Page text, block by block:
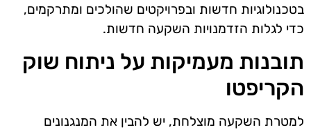
בטכנולוגיות חדשות ובפרויקטים שהולכים ומתרקמים,
כדי לגלות הזדמנויות השקעה חדשות.
תובנות מעמיקות על ניתוח שוק
הקריפטו
למטרת השקעה מוצלחת, יש להבין את המנגנונים